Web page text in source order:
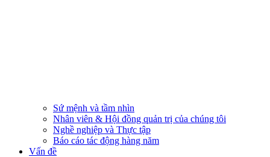
Sứ mệnh và tầm nhìn
Nhân viên & Hội đồng quản trị của chúng tôi
Nghề nghiệp và Thực tập
Báo cáo tác động hàng năm
Vấn đề